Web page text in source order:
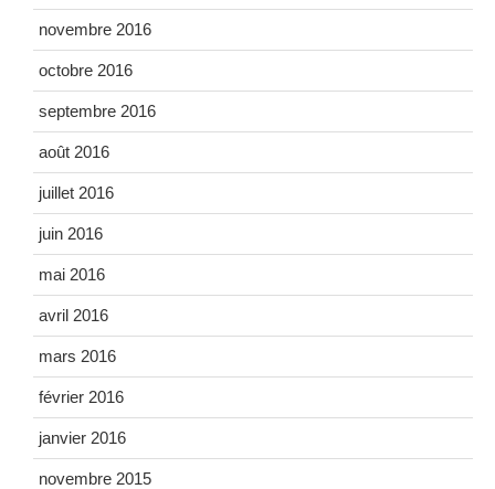
novembre 2016
octobre 2016
septembre 2016
août 2016
juillet 2016
juin 2016
mai 2016
avril 2016
mars 2016
février 2016
janvier 2016
novembre 2015